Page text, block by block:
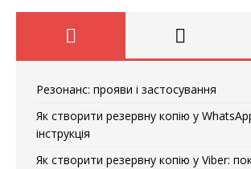
Резонанс: прояви і застосування
Як створити резервну копію у
інструкція
Як створити резервну копію у Viber: